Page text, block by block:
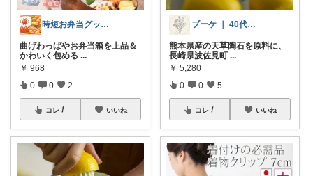
時短お弁当グッズROOⅯ
曲げわっぱやお弁当箱を上品＆
かわいく包める ...
￥ 968
0 0 2
コレ いいね
ブーケ ｜ 40代からの無理しない衣食住
熊本県産の天草陶石を原料に、
長崎県波佐見町 ...
￥ 5,280
0 0 5
コレ いいね